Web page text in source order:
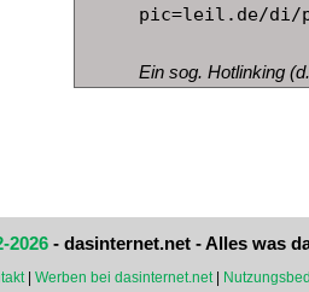
pic=leil.de/di/
Ein sog. Hotlinking
2026 - dasinternet.net - Alles was
| Werben bei dasinternet.net |